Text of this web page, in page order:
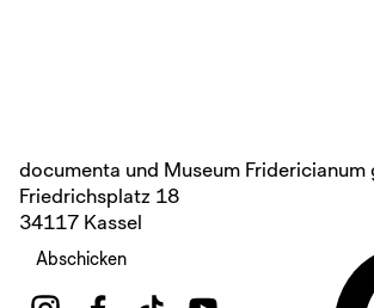
documenta und Museum Fridericianum
Friedrichsplatz 18
34117 Kassel
Abschicken